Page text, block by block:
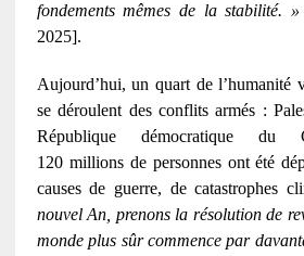
fondements mêmes de la stabilité. »
2025].
Aujourd’hui, un quart de l’humanité
se déroulent des conflits armés :
République démocratique du
120 millions de personnes ont été
causes de guerre, de catastrophes
nouvel An, prenons la résolution de
monde plus sûr commence par